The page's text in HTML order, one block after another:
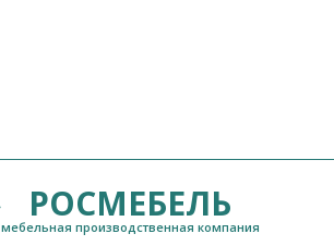
РОСМЕБЕЛЬ
мебельная производственная компания